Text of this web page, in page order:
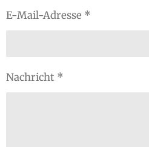
E-Mail-Adresse *
Nachricht *